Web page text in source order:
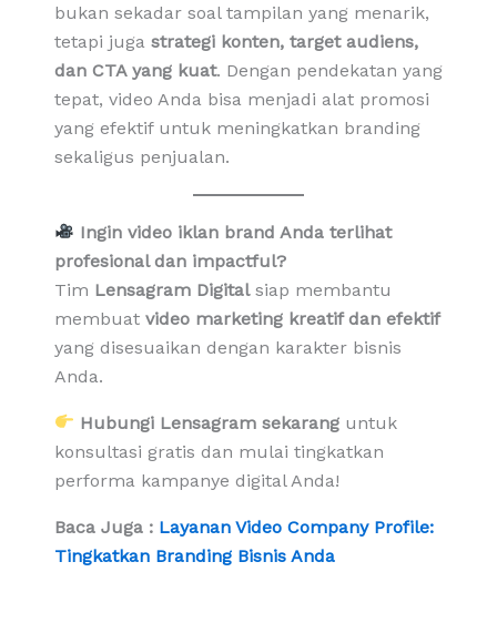
bukan sekadar soal tampilan yang menarik,
tetapi juga strategi konten, target audiens,
dan CTA yang kuat. Dengan pendekatan yang
tepat, video Anda bisa menjadi alat promosi
yang efektif untuk meningkatkan branding
sekaligus penjualan.
Ingin video iklan brand Anda terlihat
profesional dan impactful?
Tim Lensagram Digitalsiap membantu
membuat video marketing kreatif dan efektif
yang disesuaikan dengan karakter bisnis
Anda.
Hubungi Lensagram sekaranguntuk
konsultasi gratis dan mulai tingkatkan
performa kampanye digital Anda!
Baca Juga : Layanan Video Company Profile:
Tingkatkan Branding Bisnis Anda